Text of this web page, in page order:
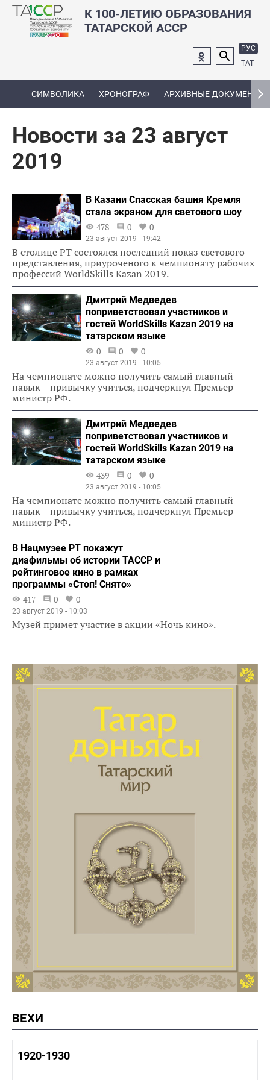
К 100-ЛЕТИЮ ОБРАЗОВАНИЯ
ТАТАРСКОЙ АССР
РУС
ТАТ
СИМВОЛИКА ХРОНОГРАФ АРХИВНЫЕ ДОКУМЕНТЫ
Новости за 23 август
2019
В Казани Спасская башня Кремля
стала экраном для светового шоу
478
0 0
23 август 2019 - 19:42
В столице РТ состоялся последний показ светового
представления, приуроченого к чемпионату рабочих
профессий WorldSkills Kazan 2019.
Дмитрий Медведев
поприветствовал участников и
гостей WorldSkills Kazan 2019 на
татарском языке
0
0 0
23 август 2019 - 10:05
На чемпионате можно получить самый главный
навык – привычку учиться, подчеркнул Премьер-
министр РФ.
Дмитрий Медведев
поприветствовал участников и
гостей WorldSkills Kazan 2019 на
татарском языке
439
0 0
23 август 2019 - 10:05
На чемпионате можно получить самый главный
навык – привычку учиться, подчеркнул Премьер-
министр РФ.
В Нацмузее РТ покажут
диафильмы об истории ТАССР и
рейтинговое кино в рамках
программы «Стоп! Снято»
417
0 0
23 август 2019 - 10:03
Музей примет участие в акции «Ночь кино».
ВЕХИ
1920-1930